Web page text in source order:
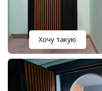
Хочу такую